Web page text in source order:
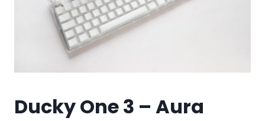
Ducky One 3 – Aura